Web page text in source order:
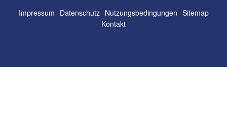
Impressum Datenschutz Nutzungs­bedingungen Sitemap
Kontakt